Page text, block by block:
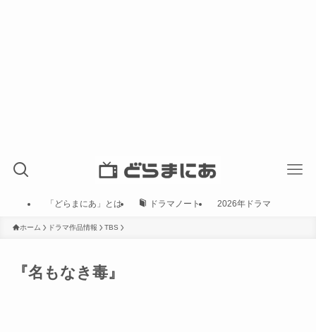
「どらまにあ」とは ドラマノート 2026年ドラマ
ホーム ドラマ作品情報 TBS
『名もなき毒』